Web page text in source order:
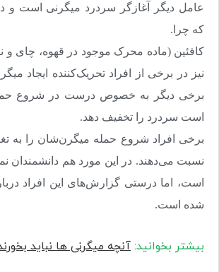
عامل دیگر آغازگر سردرد میگرنی است و
که چرا .
کافئین (ماده محرک موجود در قهوه، چای و
نیز در برخی از افراد تحریک‌کننده ایجاد
برخی دیگر به خصوص درست در شروع
است سردرد را تخفیف دهد.
برخی افراد شروع حمله میگرن‌شان را به
نسبت می‌دهند. در این مورد هم دانشمندان
است، اما درستی گزارش‌های این افراد
شده است.
بیشتر بخوانید: آنچه میگرنی ها نباید